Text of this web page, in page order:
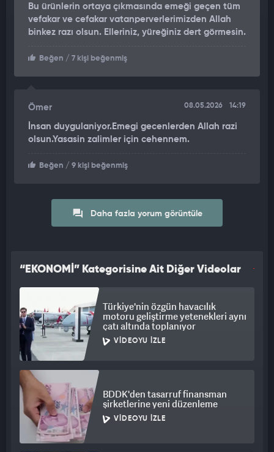
"Bu torpidonun radar görünürlüğü son derece düşük. Şu an
teknolojik olarak üst seviyede olduğumuz için diğer alt sınıf
denizaltında Aselsan tarafından üretilen Kılıç gibi sessiz keşif
Bu ürünlerin ortaya çıkmasında emeği geçen tüm
vefakar ve cefakar vatanperverlerimizden Allah
binkez razı olsun. Elleriniz, yüreğiniz dert görmesin.
Beğen / 7 kişi beğenmiş
Ömer 08.05.2026 14:19
İnsan duygulaniyor.Emegi gecenlerden Allah razi
olsun.Yasasin zalimler için cehennem.
Beğen / 9 kişi beğenmiş
Daha fazla yorum görüntüle
“EKONOMİ” Kategorisine Ait Diğer Videolar
Türkiye'nin özgün havacılık
motoru geliştirme yetenekleri aynı
çatı altında toplanıyor
VIDEOYU İZLE
BDDK'den tasarruf finansman
şirketlerine yeni düzenleme
VIDEOYU İZLE